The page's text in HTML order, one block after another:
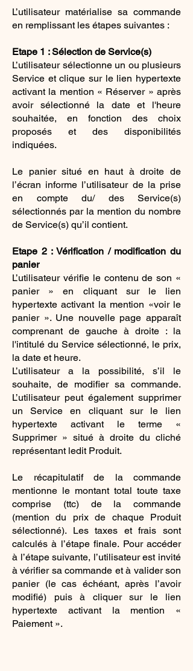
L’utilisateur matérialise sa commande
en remplissant les étapes suivantes :
Etape 1 : Sélection de Service(s)
L’utilisateur sélectionne un ou plusieurs
Service et clique sur le lien hypertexte
activant la mention « Réserver » après
avoir sélectionné la date et l'heure
souhaitée, en fonction des choix
proposés et des disponibilités
indiquées.
Le panier situé en haut à droite de
l’écran informe l’utilisateur de la prise
en compte du/ des Service(s)
sélectionnés par la mention du nombre
de Service(s) qu’il contient.
Etape 2 : Vérification / modification du
panier
L’utilisateur vérifie le contenu de son «
panier » en cliquant sur le lien
hypertexte activant la mention «voir le
panier ». Une nouvelle page apparaît
comprenant de gauche à droite : la
l'intitulé du Service sélectionné, le prix,
la date et heure.
L’utilisateur a la possibilité, s’il le
souhaite, de modifier sa commande.
L’utilisateur peut également supprimer
un Service en cliquant sur le lien
hypertexte activant le terme «
Supprimer » situé à droite du cliché
représentant ledit Produit.
Le récapitulatif de la commande
mentionne le montant total toute taxe
comprise (ttc) de la commande
(mention du prix de chaque Produit
sélectionné). Les taxes et frais sont
calculés à l’étape finale. Pour accéder
à l’étape suivante, l’utilisateur est invité
à vérifier sa commande et à valider son
panier (le cas échéant, après l’avoir
modifié) puis à cliquer sur le lien
hypertexte activant la mention «
Paiement ».